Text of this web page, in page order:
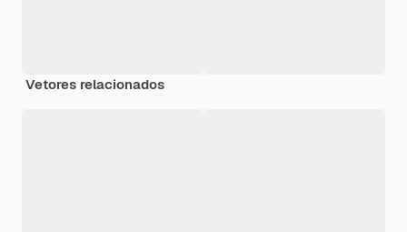
Vetores relacionados